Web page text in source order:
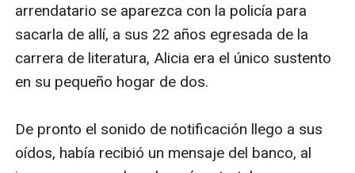
arrendatario se aparezca con la policía para
sacarla de allí, a sus 22 años egresada de la
carrera de literatura, Alicia era el único sustento
en su pequeño hogar de dos.
De pronto el sonido de notificación llego a sus
oídos, había recibió un mensaje del banco, al